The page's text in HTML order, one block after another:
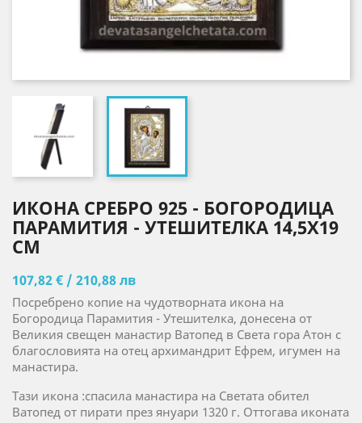
ИКОНА СРЕБРО 925 - БОГОРОДИЦА
ПАРАМИТИЯ - УТЕШИТЕЛКА 14,5X19
CM
107,82 € / 210,88 лв
Посребрено копие на чудотворната икона на
Богородица Парамития - Утешителка, донесена от
Великия свещен манастир Ватопед в Света гора Атон с
благословията на отец архимандрит Ефрем, игумен на
манастира.
Тази икона :спасила манастира на Светата обител
Ватопед от пирати през януари 1320 г. Оттогава иконата